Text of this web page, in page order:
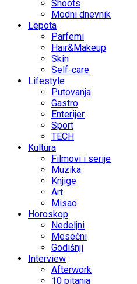
Shoots
Modni dnevnik
Lepota
Parfemi
Hair&Makeup
Skin
Self-care
Lifestyle
Putovanja
Gastro
Enterijer
Sport
TECH
Kultura
Filmovi i serije
Muzika
Knjige
Art
Misao
Horoskop
Nedeljni
Mesečni
Godišnji
Interview
Afterwork
10 pitanja